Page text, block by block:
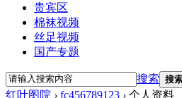
贵宾区
棉袜视频
丝足视频
国产专题
搜索 搜
红叶图院 › fc456789123 › 个人资料